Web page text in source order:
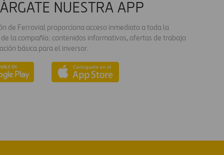
NUESTRA APP
de Ferrovial proporciona acceso inmediato a toda la
la compañía: contenidos informativos, ofertas de trabajo
básica para el inversor.